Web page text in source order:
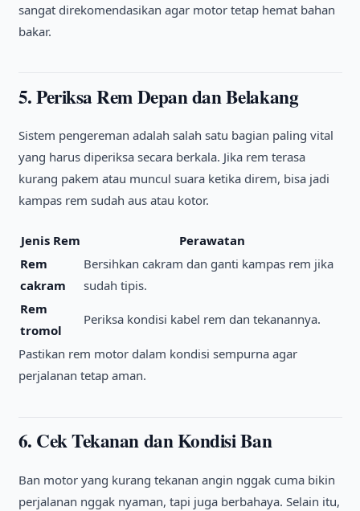
sangat direkomendasikan agar motor tetap hemat bahan
bakar.
5. Periksa Rem Depan dan Belakang
Sistem pengereman adalah salah satu bagian paling vital
yang harus diperiksa secara berkala. Jika rem terasa
kurang pakem atau muncul suara ketika direm, bisa jadi
kampas rem sudah aus atau kotor.
Jenis Rem
Perawatan
Rem
cakram
Bersihkan cakram dan ganti kampas rem jika
sudah tipis.
Rem
tromol
Periksa kondisi kabel rem dan tekanannya.
Pastikan rem motor dalam kondisi sempurna agar
perjalanan tetap aman.
6. Cek Tekanan dan Kondisi Ban
Ban motor yang kurang tekanan angin nggak cuma bikin
perjalanan nggak nyaman, tapi juga berbahaya. Selain itu,